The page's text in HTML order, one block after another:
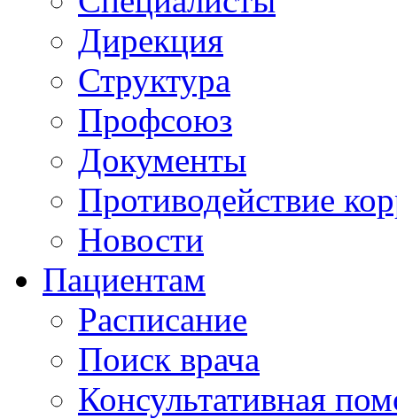
Дирекция
Структура
Профсоюз
Документы
Противодействие
Новости
Пациентам
Расписание
Поиск врача
Консультативная